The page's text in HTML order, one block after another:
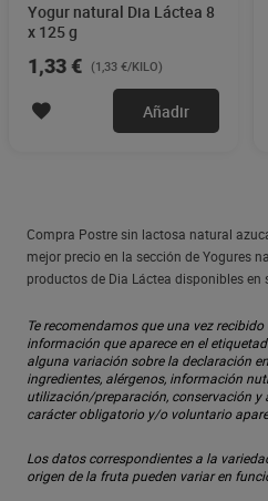
Yogur natural Dia Láctea 8
x 125 g
1,33 € (1,33 €/KILO)
Añadir
Compra Postre sin lactosa natural
mejor precio en la sección de Yogures
productos de Dia Láctea disponibles en
Te recomendamos que una vez
información que aparece en el
alguna variación sobre la declaración
ingredientes, alérgenos, información
utilización/preparación, conservación
carácter obligatorio y/o voluntario
Los datos correspondientes a la
origen de la fruta pueden variar en